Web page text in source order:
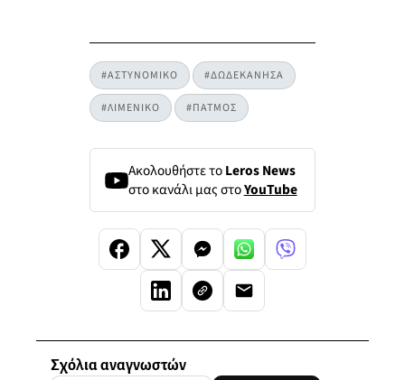
#ΑΣΤΥΝΟΜΙΚΟ #ΔΩΔΕΚΑΝΗΣΑ
#ΛΙΜΕΝΙΚΟ #ΠΑΤΜΟΣ
Ακολουθήστε τοLeros News
στο κανάλι μας στοYouTube
Σχόλια αναγνωστών